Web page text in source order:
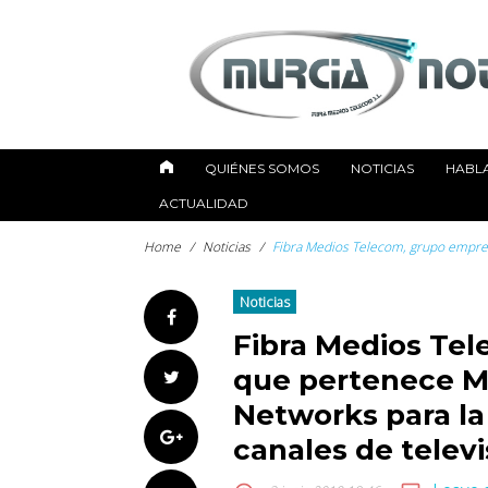
QUIÉNES SOMOS NOTICIAS
ACTUALIDAD
Home / Noticias / Fibra Medios Telecom, grupo
Facebook
Twitter
Google+
Noticias
Fibra Medios
que pertenece
Networks para
canales de